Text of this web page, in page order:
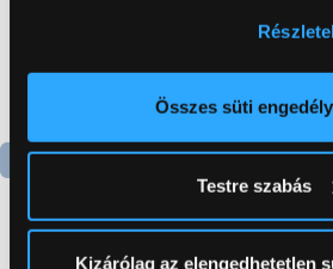
elhelyezkedéséről pár méteres
Az Ön készülékén
módjairól és adja meg preferenciáit
pontban. Bármikor módosíthatja
Sütinyilatkozathoz való
Összes süti
Testre szabás
Kizárólag az elengedhetetlen
-11